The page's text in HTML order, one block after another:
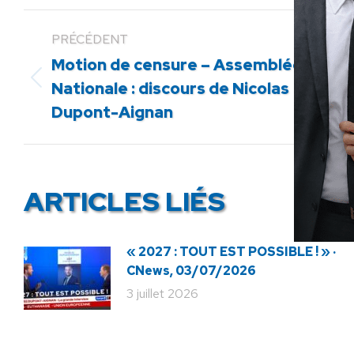
PRÉCÉDENT
Article
précédent
:
Motion de censure – Assemblée
Nationale : discours de Nicolas
Dupont-Aignan
ARTICLES LIÉS
« 2027 : TOUT EST POSSIBLE ! » ·
CNews, 03/07/2026
3 juillet 2026